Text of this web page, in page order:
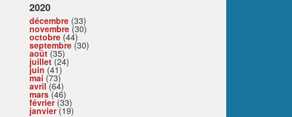
2020
décembre (33)
novembre (30)
octobre (44)
septembre (30)
août (35)
juillet(24)
juin (41)
mai (73)
avril(64)
mars(46)
février(33)
janvier(19)